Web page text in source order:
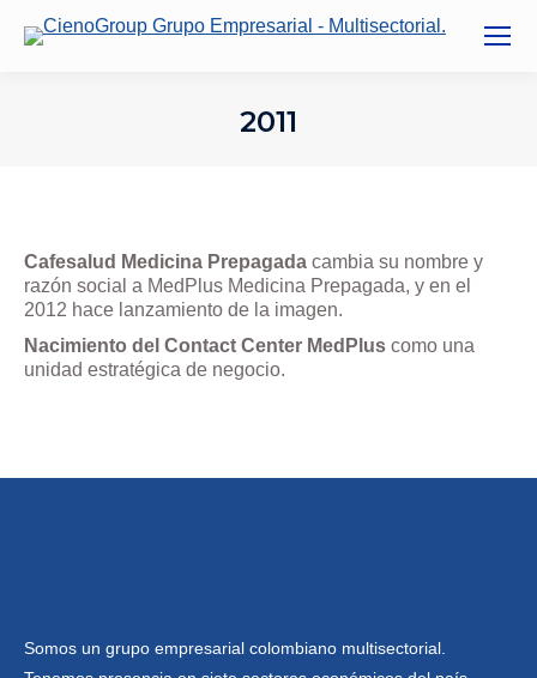
2011
Cafesalud Medicina Prepagada cambia su nombre y
razón social a MedPlus Medicina Prepagada, y en el
2012 hace lanzamiento de la imagen.
Nacimiento del Contact Center MedPlus como una
unidad estratégica de negocio.
Somos un grupo empresarial colombiano multisectorial.